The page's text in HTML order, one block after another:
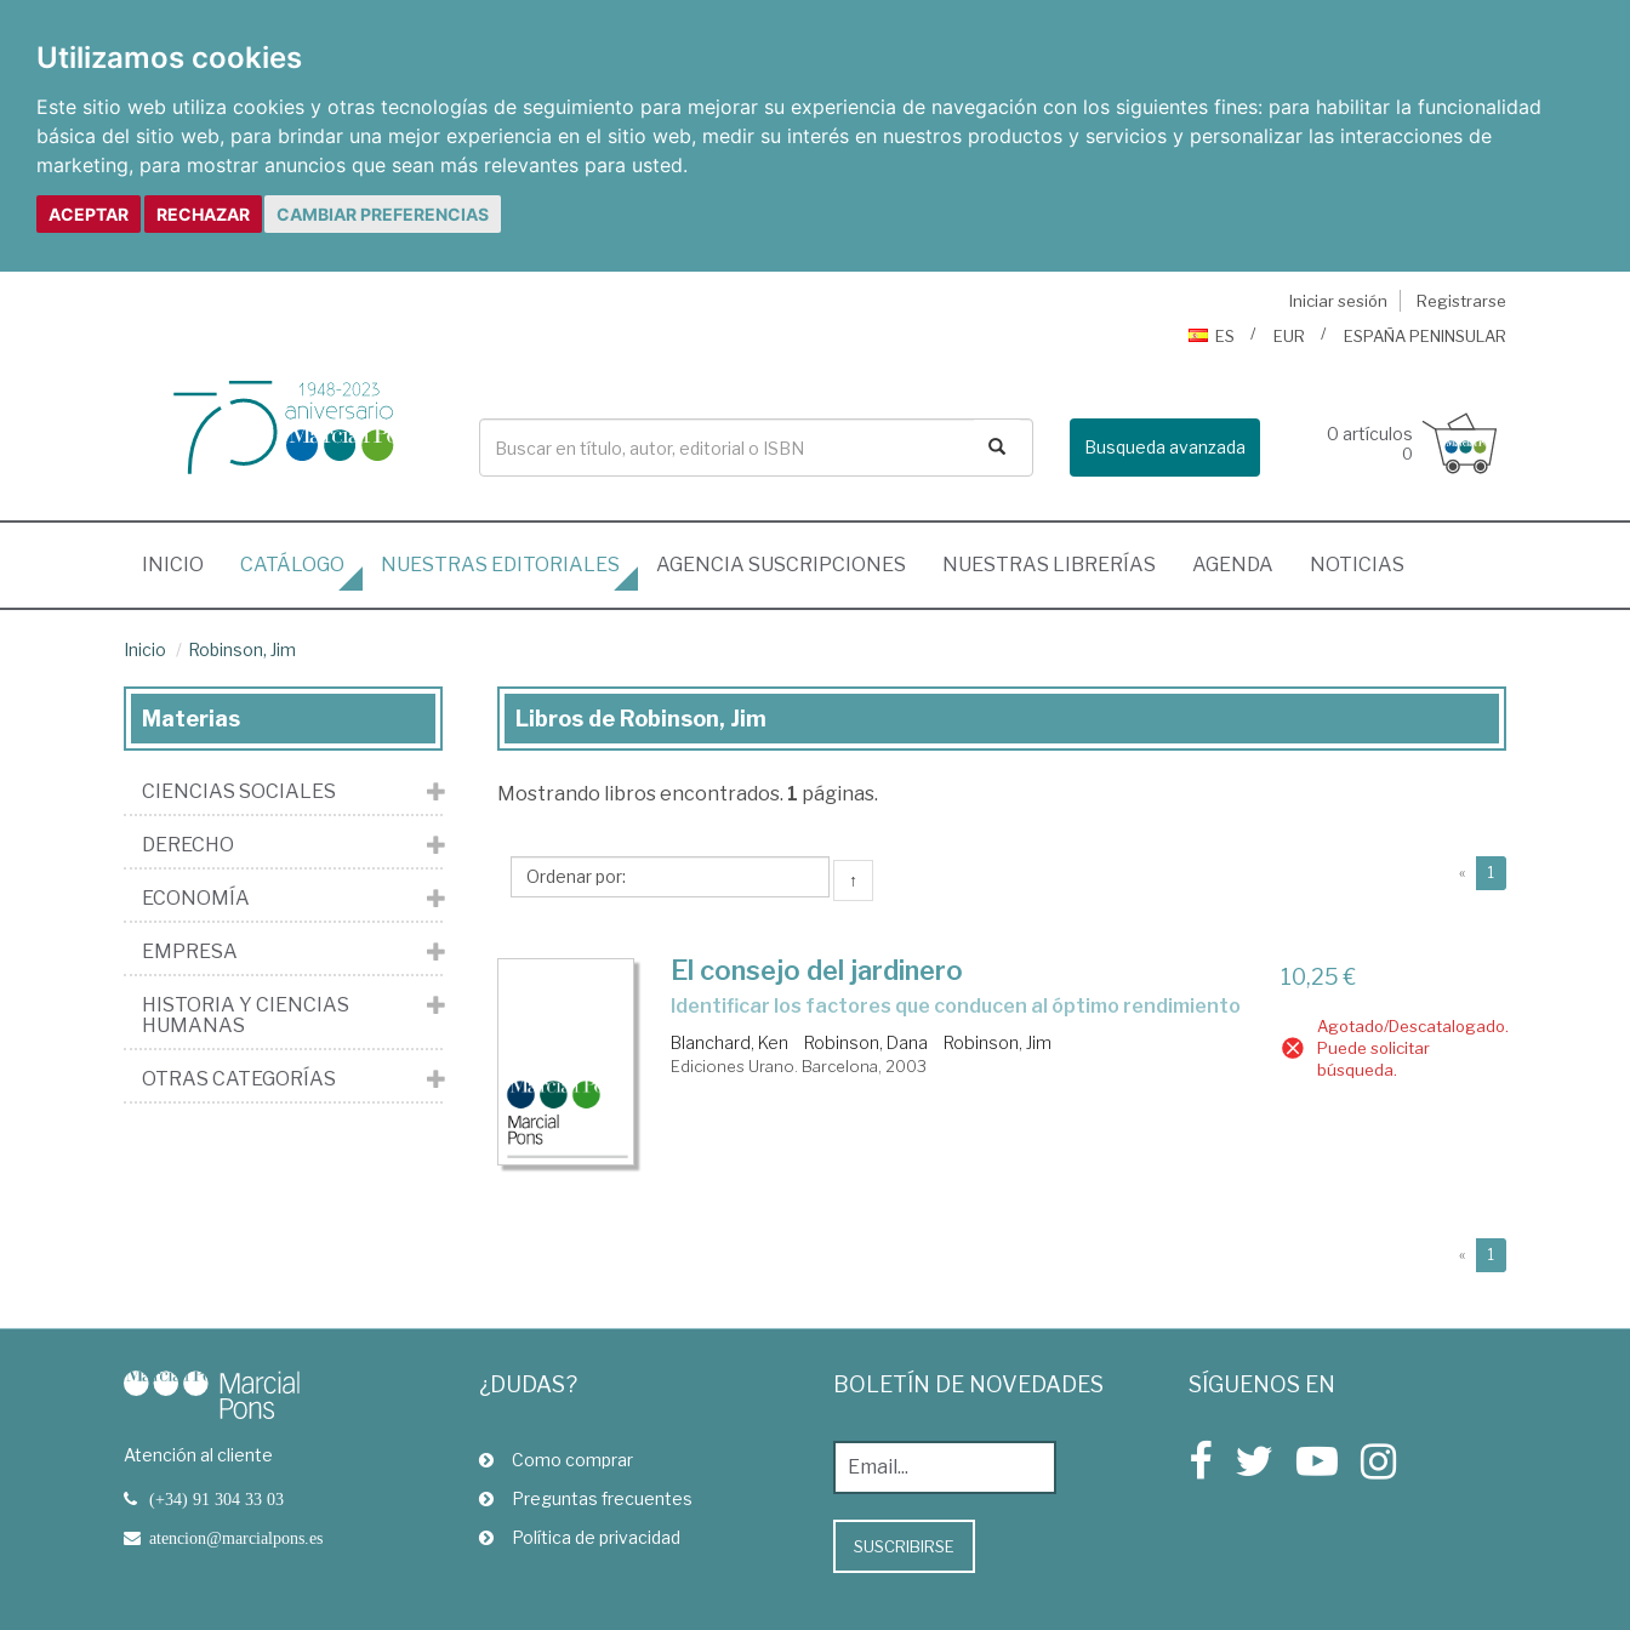
Utilizamos cookies
Este sitio web utiliza cookies y otras tecnologías de seguimiento para mejorar su experiencia de navegación con los siguientes fines: para habilitar la funcionalidad
básica del sitio web, para brindar una mejor experiencia en el sitio web, medir su interés en nuestros productos y servicios y personalizar las interacciones de
marketing, para mostrar anuncios que sean más relevantes para usted.
ACEPTAR RECHAZAR CAMBIAR PREFERENCIAS
Iniciar sesión
Registrarse
ES
EUR ESPAÑA PENINSULAR
Busqueda avanzada
0 artículos
0
INICIO (CURRENT)
CATÁLOGO NUESTRAS EDITORIALES AGENCIA SUSCRIPCIONES NUESTRAS LIBRERÍAS AGENDA NOTICIAS
Inicio Robinson, Jim
Libros
Robinson,
Libros de Robinson, Jim
Mostrando libros encontrados. 1 páginas.
↑ « 1
El consejo del jardinero
identificar los factores que conducen al óptimo rendimiento
Blanchard, Ken Robinson, Dana Robinson, Jim
Ediciones Urano. Barcelona, 2003
10,25 €
Agotado/Descatalogado.
Puede solicitar
búsqueda.
« 1
Materias
CIENCIAS SOCIALES
DERECHO
ECONOMÍA
EMPRESA
HISTORIA Y CIENCIAS
HUMANAS
OTRAS CATEGORÍAS
Atención al cliente
(+34) 91 304 33 03
atencion@marcialpons.es
¿DUDAS?
Como comprar
Preguntas frecuentes
Política de privacidad
BOLETÍN DE NOVEDADES
SUSCRIBIRSE
SÍGUENOS EN